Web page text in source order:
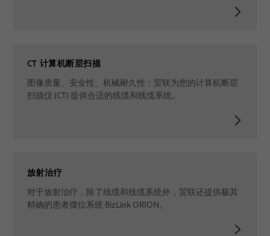
CT 计算机断层扫描
图像质量、安全性、机械耐久性：贸联为您的计算机断层
扫描仪 (CT) 提供合适的线缆和线缆系统。
放射治疗
对于放射治疗，除了线缆和线缆系统外，贸联还提供极其
精确的患者摆位系统 BizLink ORION。